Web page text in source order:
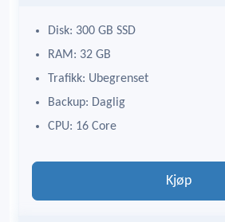
Disk: 300 GB SSD
RAM: 32 GB
Trafikk: Ubegrenset
Backup: Daglig
CPU: 16 Core
Kjøp